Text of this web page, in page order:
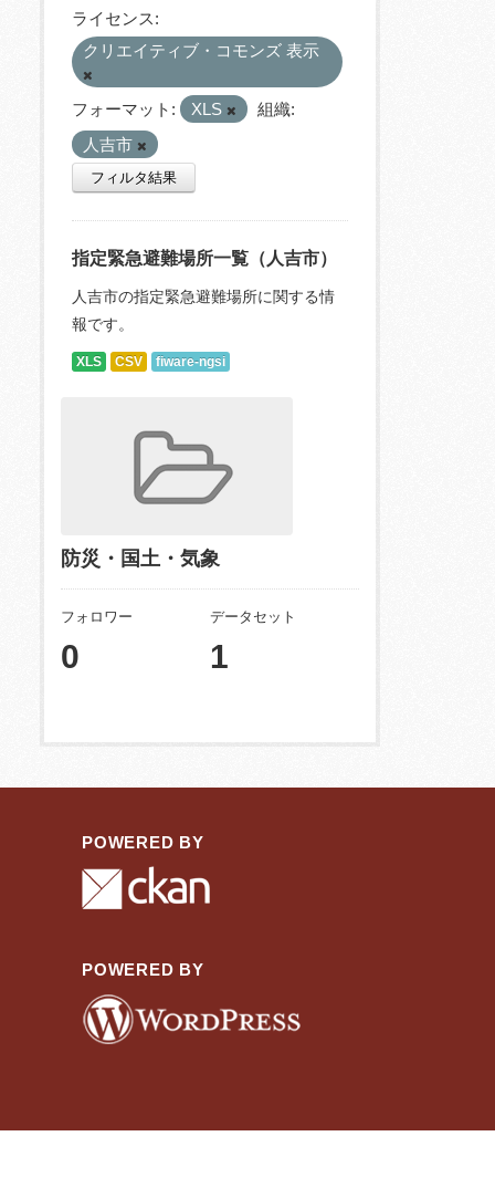
ライセンス:
クリエイティブ・コモンズ 表示
フォーマット: XLS
組織:
人吉市
フィルタ結果
指定緊急避難場所一覧（人吉市）
人吉市の指定緊急避難場所に関する情
報です。
XLS CSV fiware-ngsi
防災・国土・気象
フォロワー
0
データセット
1
POWERED BY
POWERED BY